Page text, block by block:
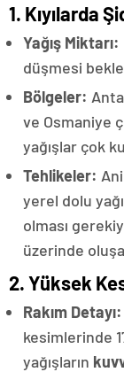
1. Kıyılarda
Yağış Miktarı:
düşmesi
Bölgeler:
ve Osmaniye
yağışlar çok
Tehlikeler:
yerel dolu
olması
üzerinde
2. Yüksek
Rakım Detayı:
kesimlerinde
yağışların